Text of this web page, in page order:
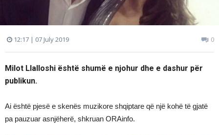
12:17 | 07 July 2019 0
Milot Llalloshi është shumë e njohur dhe e dashur për
publikun.
Ai është pjesë e skenës muzikore shqiptare që një kohë të gjatë
pa pauzuar asnjëherë, shkruan ORAinfo.